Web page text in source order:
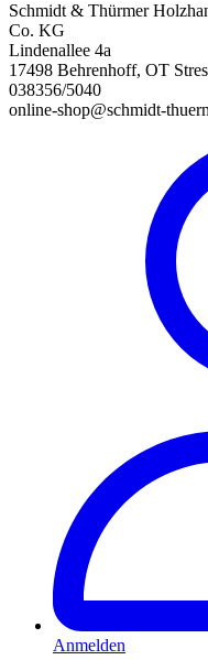
Schmidt & Thürmer
Co. KG
Lindenallee 4a
17498 Behrenhoff, OT
038356/5040
online-shop@schmidt-
Anmelden